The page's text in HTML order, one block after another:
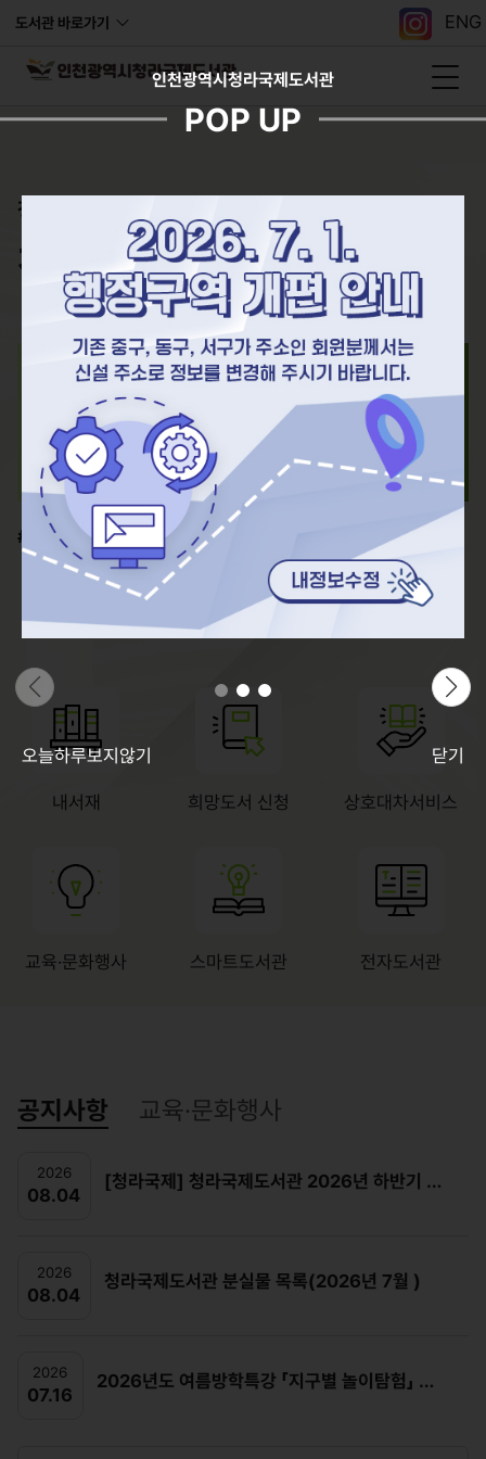
도서관 바로가기 ENG
인천광역시청라국제도서관
POP UP
오늘하루보지않기 닫기
청라, 아름다운 책의 항해를 시작하다!
청라국제도서관
# 인기검색어
타키포오
마인크래프트
7
아몬드
9
10
인간실격
흔한남매
2
아이브
슈뻘맨
백앤아
이전 다음
내서재 희망도서 신청 상호대차서비스
교육·문화행사 스마트도서관 전자도서관
공지사항
2026
08.04
[청라국제] 청라국제도서관 2026년 하반기 정규강좌 및 독서회 수강생 모집
2026
08.04
청라국제도서관 분실물 목록(2026년 7월 )
2026
07.16
2026년도 여름방학특강 「지구별 놀이탐험」 안내
교육·문화행사